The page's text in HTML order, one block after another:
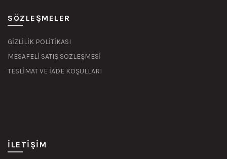
SÖZLEŞMELER
GİZLİLİK POLİTİKASI
MESAFELİ SATIŞ SÖZLEŞMESİ
TESLİMAT VE İADE KOŞULLARI
İLETIŞIM